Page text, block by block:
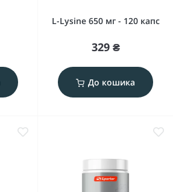
L-Lysine 650 мг - 120 капс
329 ₴
До кошика